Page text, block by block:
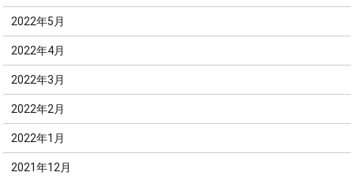
2022年5月
2022年4月
2022年3月
2022年2月
2022年1月
2021年12月